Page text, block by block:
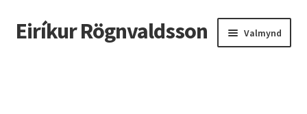
Fara
beint
Hoppa
yfir
Eiríkur Rögnvaldsson Valmynd